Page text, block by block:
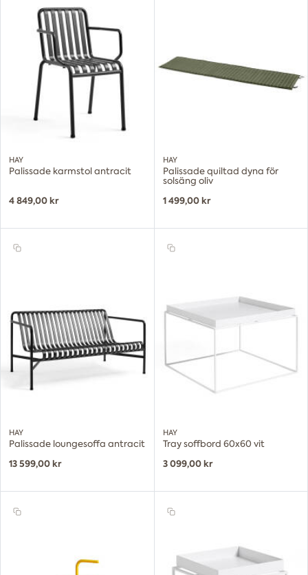
HAY
Palissade karmstol antracit
4 849,00 kr
HAY
Palissade quiltad dyna för
solsäng oliv
1 499,00 kr
HAY
Palissade loungesoffa antracit
13 599,00 kr
HAY
Tray soffbord 60x60 vit
3 099,00 kr